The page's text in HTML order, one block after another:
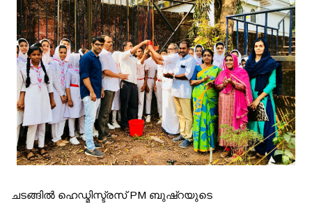
ചടങ്ങിൽ ഹെഡ്മിസ്ട്രസ് PM ബുഷ്റയുടെ